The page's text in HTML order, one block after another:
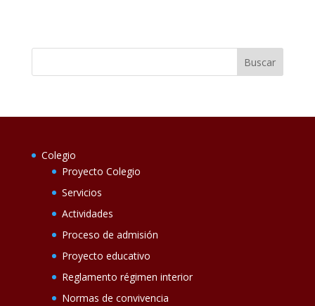
Colegio
Proyecto Colegio
Servicios
Actividades
Proceso de admisión
Proyecto educativo
Reglamento régimen interior
Normas de convivencia